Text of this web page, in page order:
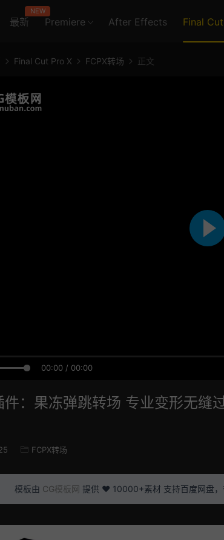
最新
NEW
Premiere After Effects Final
Final Cut Pro X FCPX转场 正文
00:00 / 00:00
件：果冻弹跳转场 专业变形无缝
FCPX转场
模板由 CG模板网 提供 ❤️ 10000+素材 支持百度网盘，